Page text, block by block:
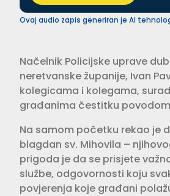
Ovaj audio zapis generiran je AI
Načelnik Policijske uprave
neretvanske županije, Ivan
kolegicama i kolegama,
građanima čestitku
Na samom početku rekao je
blagdan sv. Mihovila –
prigoda je da se prisjete
službe, odgovornosti koju
povjerenja koje građani